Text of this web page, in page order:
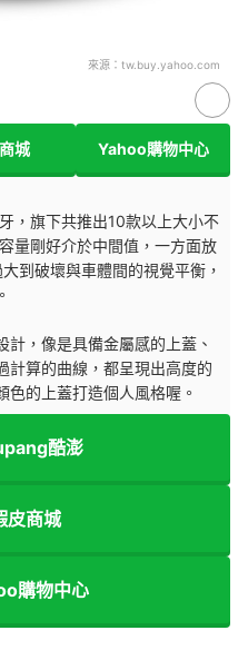
來源： tw.buy.yahoo.com
城 Yahoo購物中心
，旗下共推出10款以上大小不
量剛好介於中間值，一方面放
到破壞與車體間的視覺平衡，
，像是具備金屬感的上蓋、
計算的曲線，都呈現出高度的
的上蓋打造個人風格喔。
酷澎
皮商城
購物中心